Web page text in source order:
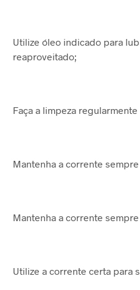
Utilize óleo indicado para
reaproveitado;
Faça a limpeza
Mantenha a corrente
Mantenha a corrente
Utilize a corrente certa para